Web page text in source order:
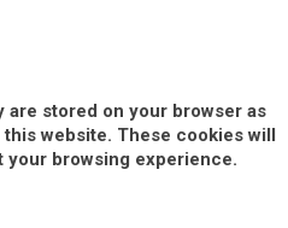
stored on your browser as
website. These cookies will
your browsing experience.